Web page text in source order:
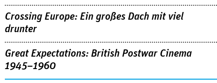
Crossing Europe: Ein großes Dach mit viel
drunter
Great Expectations: British Postwar Cinema
1945–1960